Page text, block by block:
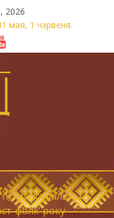
2026
мая, 1 чэрвеня.
балюча нараджаецца
магістральны
фолк-року